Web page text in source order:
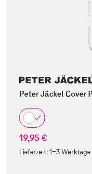
Peter Jäckel Cover
19,95 €
Lieferzeit:1-3 Werktage